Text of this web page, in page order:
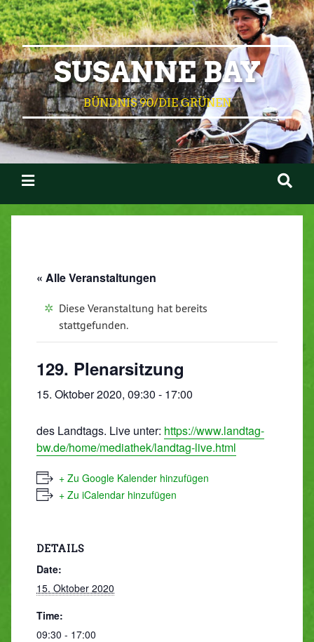
SUSANNE BAY
BÜNDNIS 90/DIE GRÜNEN
« Alle Veranstaltungen
Diese Veranstaltung hat bereits
stattgefunden.
129. Plenarsitzung
15. Oktober 2020, 09:30 - 17:00
des Landtags. Live unter: https://www.landtag-
bw.de/home/mediathek/landtag-live.html
+ Zu Google Kalender hinzufügen
+ Zu iCalendar hinzufügen
DETAILS
Date:
15. Oktober 2020
Time:
09:30 - 17:00